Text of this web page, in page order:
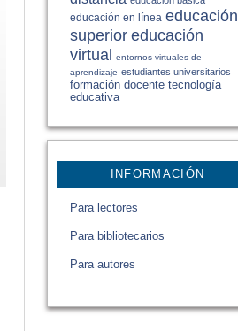
educación en línea educación
superior educación
virtual entornos virtuales de
aprendizaje estudiantes universitarios
formación docente tecnología
educativa
INFORMACIÓN
Para lectores
Para bibliotecarios
Para autores